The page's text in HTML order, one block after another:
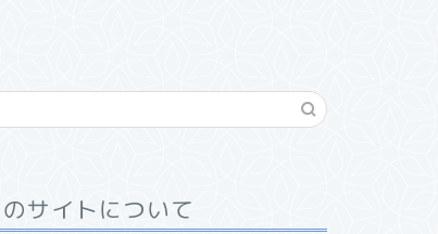
のサイトについて